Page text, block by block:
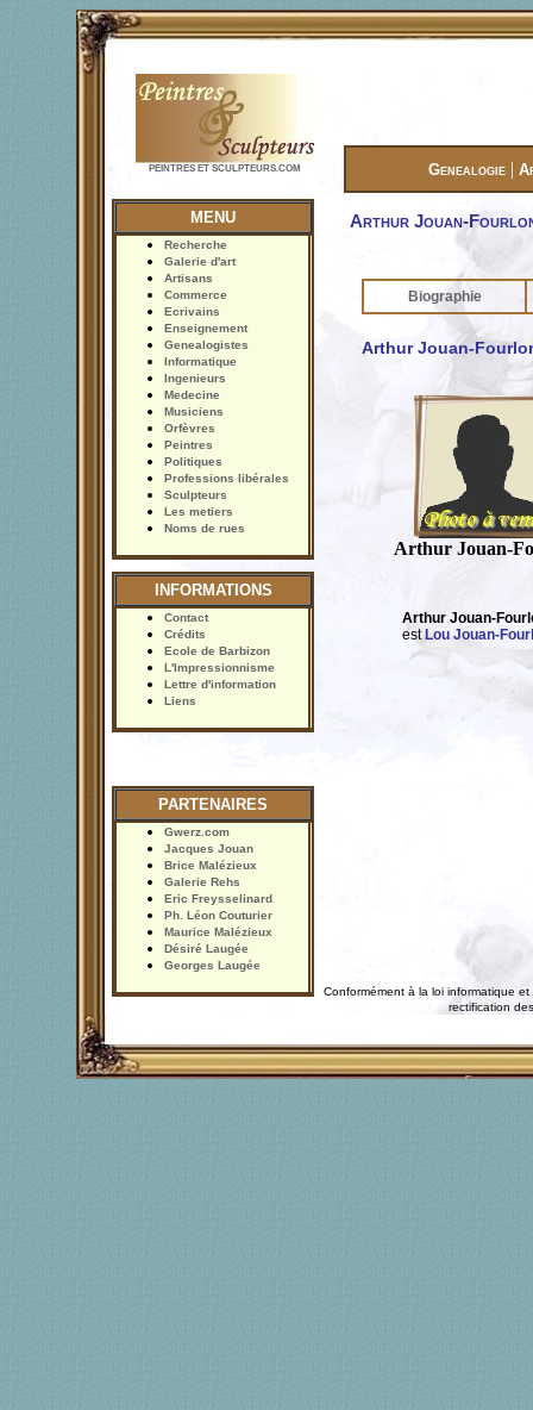
PEINTRES ET SCULPTEURS.COM Genealogie |
MENU
Recherche
Galerie d'art
Artisans
Commerce
Ecrivains
Enseignement
Genealogistes
Informatique
Ingenieurs
Medecine
Musiciens
Orfèvres
Peintres
Politiques
Professions libérales
Sculpteurs
Les metiers
Noms de rues
INFORMATIONS
Contact
Crédits
Ecole de Barbizon
L'Impressionnisme
Lettre d'information
Liens
PARTENAIRES
Gwerz.com
Jacques Jouan
Brice Malézieux
Galerie Rehs
Eric Freysselinard
Ph. Léon Couturier
Maurice Malézieux
Désiré Laugée
Georges Laugée
Arthur Jouan-
Biographie
Arthur Jouan-
Arthur Jouan-
Arthur Jouan-
est Lou Jouan-
Conformément à la loi informatique
rectification